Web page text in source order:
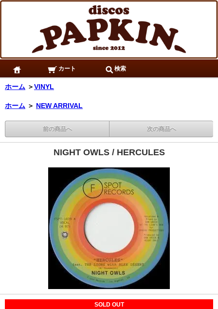
カート 検索
ホーム ＞VINYL
ホーム ＞ NEW ARRIVAL
前の商品へ 次の商品へ
NIGHT OWLS / HERCULES
SOLD OUT